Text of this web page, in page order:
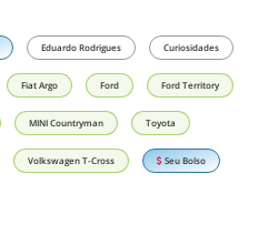
Eduardo Rodrigues Curiosidades
Fiat Argo Ford Ford Territory
MINI Countryman Toyota
Volkswagen T-Cross Seu Bolso